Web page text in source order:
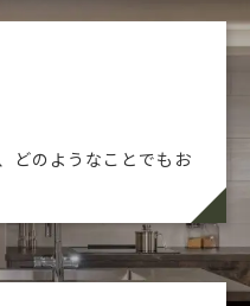
どのようなことでも お